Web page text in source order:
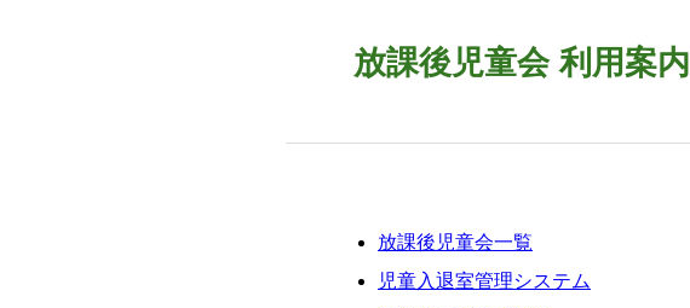
放課後児童会 利用案内
放課後児童会一覧
児童入退室管理システム